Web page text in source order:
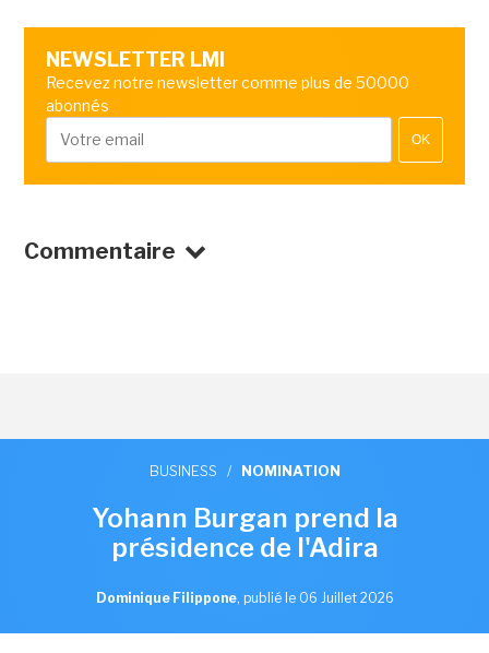
NEWSLETTER LMI
Recevez notre newsletter comme plus de 50000
abonnés
OK
Commentaire
BUSINESS / NOMINATION
Yohann Burgan prend la
présidence de l'Adira
Dominique Filippone, publié le 06 Juillet 2026